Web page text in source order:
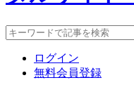
ログイン
無料会員登録